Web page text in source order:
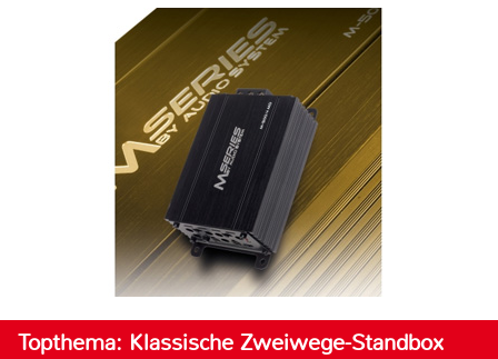
Topthema: Klassische Zweiwege-Standbox